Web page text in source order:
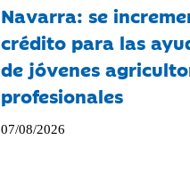
Navarra: se
crédito para las
de jóvenes
profesionales
07/08/2026